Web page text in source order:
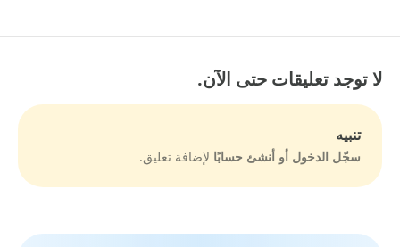
لا توجد تعليقات حتى الآن.
تنبيه
سجّل الدخول أو أنشئ حسابًا لإضافة تعليق.